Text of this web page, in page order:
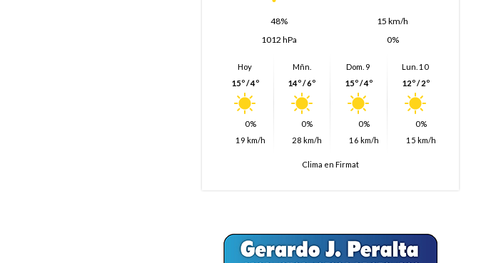
48%
15 km/h
1012 hPa
0%
Hoy
15º / 4º
0%
19 km/h
Mñn.
14º / 6º
0%
28 km/h
Dom. 9
15º / 4º
0%
16 km/h
Lun. 10
12º / 2º
0%
15 km/h
Clima en Firmat